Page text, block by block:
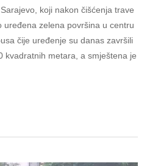
koji nakon čišćenja trave
uređena zelena površina u centru
čije uređenje su danas završili
kvadratnih metara, a smještena je